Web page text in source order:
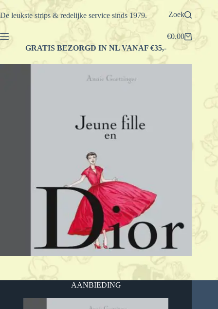
Ga
naar
De leukste strips & redelijke service sinds 1979. Zoek
Winkelwagen
€0.00
GRATIS BEZORGD IN NL VANAF €35,-
AANBIEDING